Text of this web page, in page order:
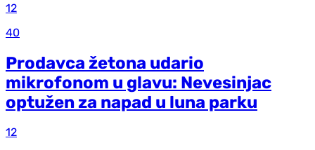
12
40
Prodavca žetona udario
mikrofonom u glavu: Nevesinjac
optužen za napad u luna parku
12